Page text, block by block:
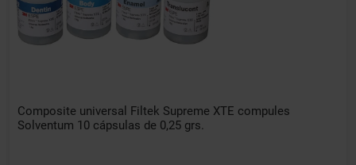
Composite universal Filtek Supreme XTE compules
Solventum 10 cápsulas de 0,25 grs.